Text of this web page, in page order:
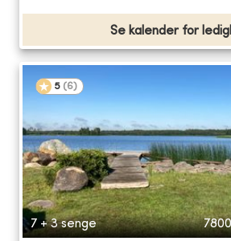
Se kalender for
5 (6)
7 + 3 senge